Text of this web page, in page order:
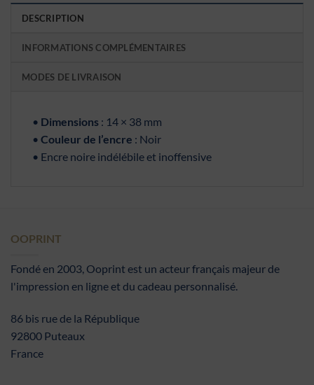
DESCRIPTION
INFORMATIONS COMPLÉMENTAIRES
MODES DE LIVRAISON
• Dimensions : 14 × 38 mm
• Couleur de l’encre : Noir
• Encre noire indélébile et inoffensive
OOPRINT
Fondé en 2003, Ooprint est un acteur français majeur de
l'impression en ligne et du cadeau personnalisé.
86 bis rue de la République
92800 Puteaux
France